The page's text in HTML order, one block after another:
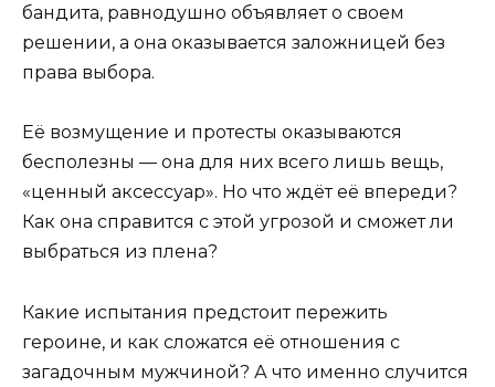
бандита, равнодушно объявляет о своем
решении, а она оказывается заложницей без
права выбора.
Её возмущение и протесты оказываются
бесполезны — она для них всего лишь вещь,
«ценный аксессуар». Но что ждёт её впереди?
Как она справится с этой угрозой и сможет ли
выбраться из плена?
Какие испытания предстоит пережить
героине, и как сложатся её отношения с
загадочным мужчиной? А что именно случится